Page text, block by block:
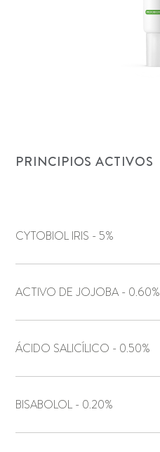
PRINCIPIOS ACTIVOS
CYTOBIOL IRIS - 5%
ACTIVO DE JOJOBA - 0.60%
ÁCIDO SALICÍLICO - 0.50%
BISABOLOL - 0.20%